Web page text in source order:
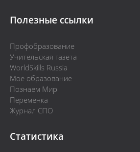
Полезные ссылки
Профобразование
Учительская газета
WorldSkills Russia
Мое образование
Познаем Мир
Переменка
Журнал СПО
Статистика